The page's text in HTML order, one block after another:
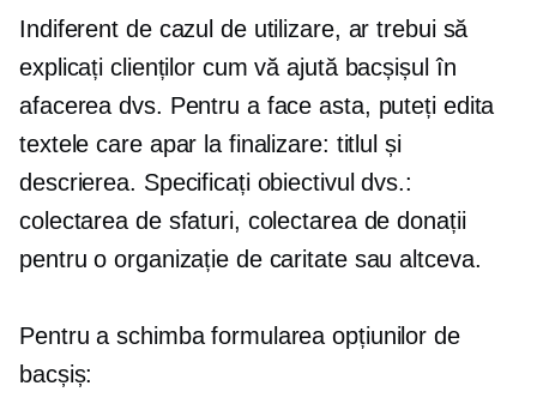
Indiferent de cazul de utilizare, ar trebui să
explicați clienților cum vă ajută bacșișul în
afacerea dvs. Pentru a face asta, puteți edita
textele care apar la finalizare: titlul și
descrierea. Specificați obiectivul dvs.:
colectarea de sfaturi, colectarea de donații
pentru o organizație de caritate sau altceva.
Pentru a schimba formularea opțiunilor de
bacșiș: